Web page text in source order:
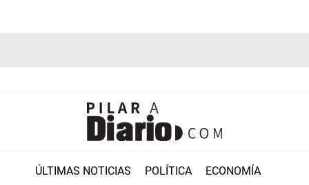
ÚLTIMAS NOTICIAS POLÍTICA ECONOMÍA